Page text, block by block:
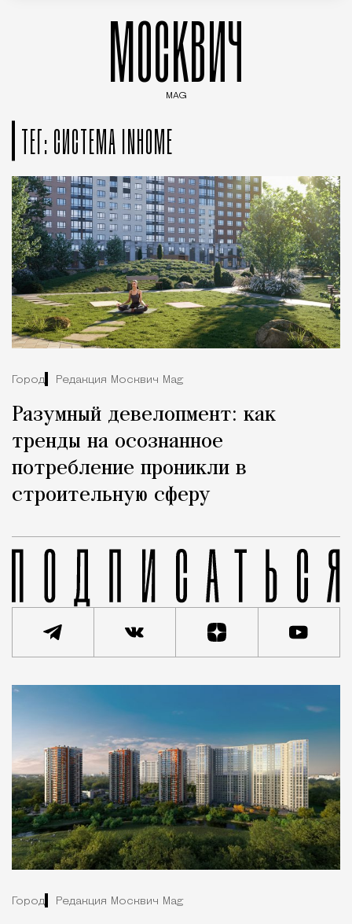
МОСКВИЧ
MAG
ТЕГ: СИСТЕМА INHOME
Город Редакция Москвич Mag
Разумный девелопмент: как
тренды на осознанное
потребление проникли в
строительную сферу
Город Редакция Москвич Mag